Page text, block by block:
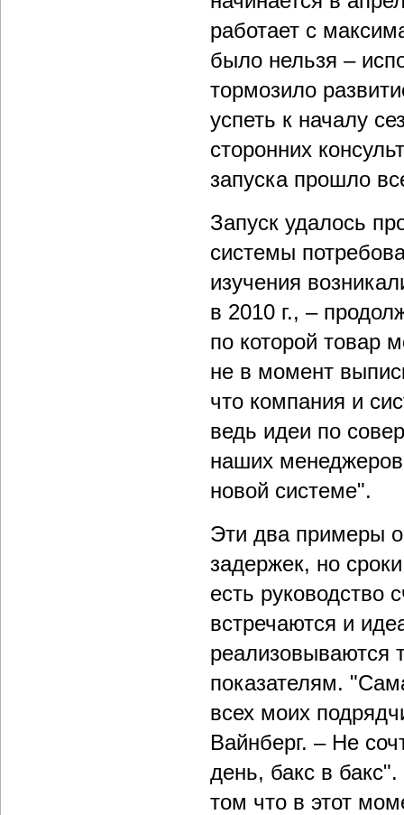
работает с
было нельзя –
тормозило
успеть к началу
сторонних
запуска прошло
Запуск удалось
системы
изучения
в 2010 г., –
по которой товар
не в момент
что компания и
ведь идеи по
наших менеджеров
новой системе".
Эти два примеры
задержек, но
есть руководство
встречаются и
реализовываются
показателям.
всех моих
Вайнберг. – Не
день, бакс в
том что в этот